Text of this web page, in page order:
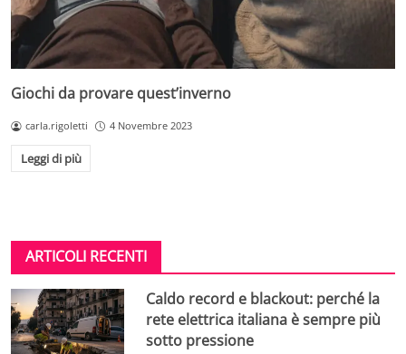
Giochi da provare quest’inverno
carla.rigoletti 4 Novembre 2023
Leggi di più
ARTICOLI RECENTI
Caldo record e blackout: perché la
rete elettrica italiana è sempre più
sotto pressione